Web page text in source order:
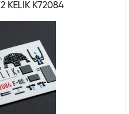
KELIK K72084